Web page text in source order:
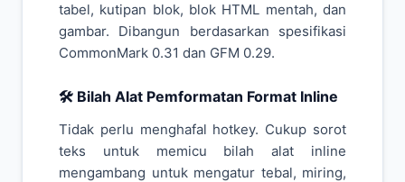
tabel, kutipan blok, blok HTML mentah, dan
gambar. Dibangun berdasarkan spesifikasi
CommonMark 0.31 dan GFM 0.29.
🛠️ Bilah Alat Pemformatan Format Inline
Tidak perlu menghafal hotkey. Cukup sorot
teks untuk memicu bilah alat inline
mengambang untuk mengatur tebal, miring,